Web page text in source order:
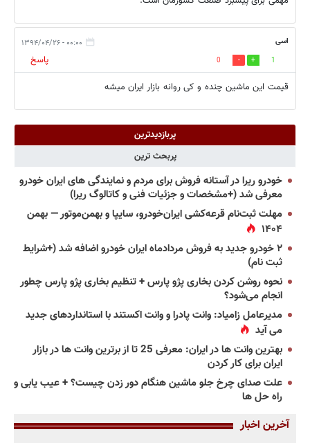
اسی ۰۰:۰۰ - ۱۳۹۴/۰۴/۲۶
1
0
پاسخ
قیمت این ماشین چنده و كی روانه بازار ایران میشه
پربازدیدترین
پربحث ترین
خودرو ریرا در آستانه فروش برای مردم و نمایندگی های ایران خودرو
معرفی شد (+مشخصات و جزئیات فنی و کاتالوگ ریرا)
مهلت ثبت‌نام قرعه‌کشی ایران‌خودرو، سایپا و بهمن‌موتور — بهمن
۱۴۰۴
۲ خودرو جدید به فروش مردادماه ایران خودرو اضافه شد (+شرایط
ثبت نام)
نحوه روشن کردن بخاری پژو پارس + تنظیم بخاری پژو پارس چطور
انجام می‌شود؟
مدیرعامل زامیاد: وانت پادرا و وانت اکستند با استانداردهای جدید
می آید
بهترین وانت ها در ایران: معرفی 25 تا از برترین وانت ها در بازار
ایران برای کار کردن
علت صدای چرخ جلو ماشین هنگام دور زدن چیست؟ + عیب یابی و
راه حل ها
آخرین اخبار